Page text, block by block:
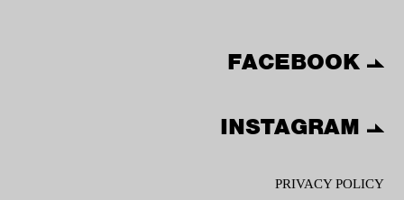
FACEBOOK
INSTAGRAM
PRIVACY POLICY